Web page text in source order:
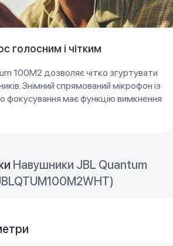
голосним і чітким
100M2 дозволяє чітко згуртувати
Знімний спрямований мікрофон із
фокусування має функцію вимкнення
Навушники JBL Quantum